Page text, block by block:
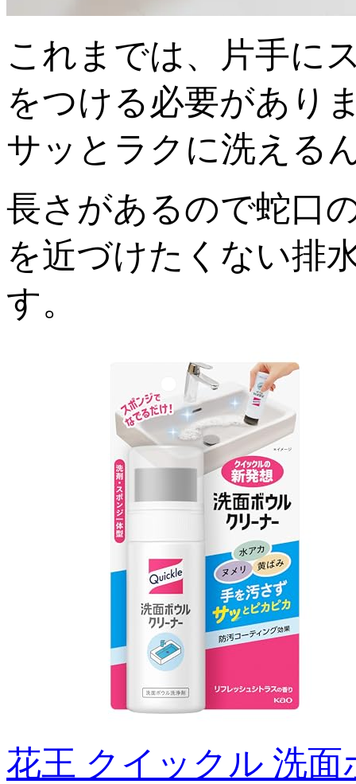
これまでは、片手に
をつける必要があり
サッとラクに洗える
長さがあるので蛇口
を近づけたくない排
す。
花王 クイックル 洗面